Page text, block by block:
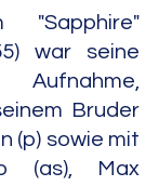
"Sapphire"
war seine
Bruder
(p) sowie mit
(as), Max